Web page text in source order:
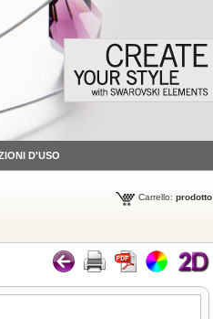
D'USO
Carrello: prodotto